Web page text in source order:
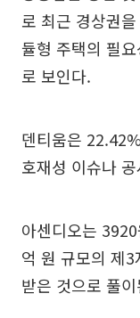
로 최근 경상권
듈형 주택의 필
로 보인다.
덴티움은
호재성 이슈나
아센디오는
억 원 규모의 제
받은 것으로 풀